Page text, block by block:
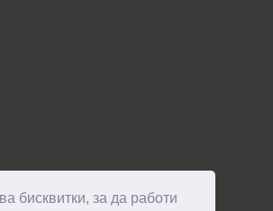
бисквитки, за да работи